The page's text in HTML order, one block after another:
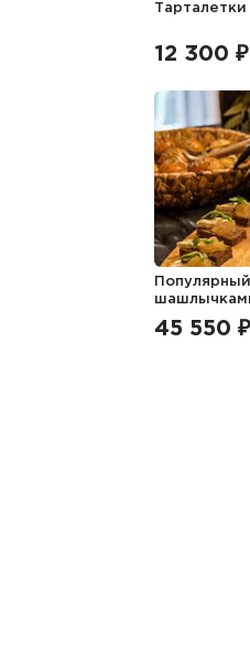
Тарталетки
12 300 ₽
45 550 ₽